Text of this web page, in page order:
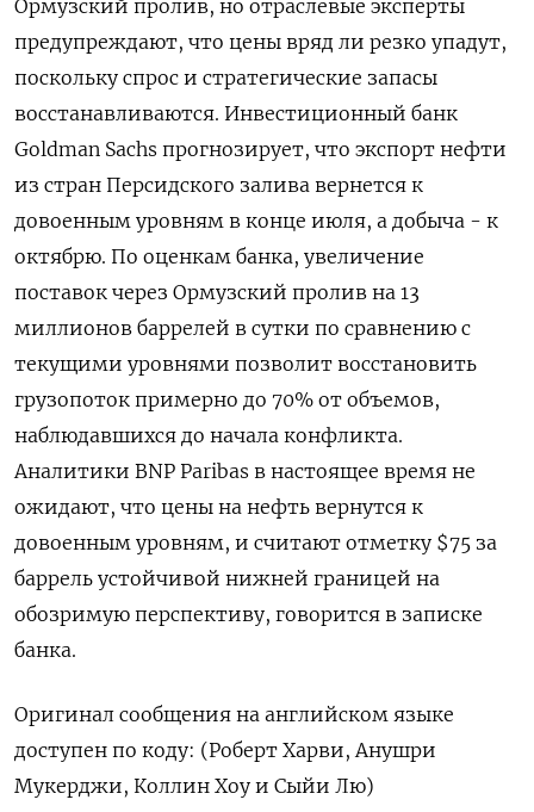
Ормузский пролив, ​но отраслевые эксперты
предупреждают, что цены вряд ли резко упадут,
поскольку спрос и стратегические запасы
восстанавливаются. Инвестиционный банк
Goldman Sachs прогнозирует, что экспорт нефти
из стран Персидского залива вернется к
довоенным уровням в конце июля, а добыча - к
октябрю. По оценкам банка, увеличение
поставок через Ормузский пролив на 13
миллионов баррелей в сутки по ​сравнению с
текущими уровнями позволит ⁠восстановить
грузопоток примерно до 70% от объемов,
наблюдавшихся до начала конфликта.
Аналитики BNP Paribas в настоящее время ‌не
ожидают, что цены на нефть вернутся к
довоенным уровням, и ‌считают отметку $75 за
баррель устойчивой нижней границей на
обозримую перспективу, говорится в записке
банка.
Оригинал ​сообщения на английском языке
доступен по коду: (Роберт Харви, ‌Анушри
Мукерджи, Коллин Хоу и Сыйи Лю)